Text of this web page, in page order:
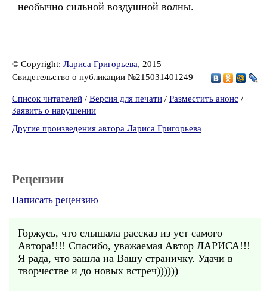
необычно сильной воздушной волны.
© Copyright: Лариса Григорьева, 2015
Свидетельство о публикации №215031401249
Список читателей / Версия для печати / Разместить анонс /
Заявить о нарушении
Другие произведения автора Лариса Григорьева
Рецензии
Написать рецензию
Горжусь, что слышала рассказ из уст самого
Автора!!!! Спасибо, уважаемая Автор ЛАРИСА!!!
Я рада, что зашла на Вашу страничку. Удачи в
творчестве и до новых встреч))))))